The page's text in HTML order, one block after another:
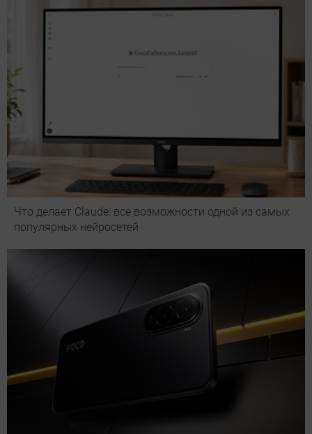
Что делает Сlaude: все возможности одной из самых
популярных нейросетей